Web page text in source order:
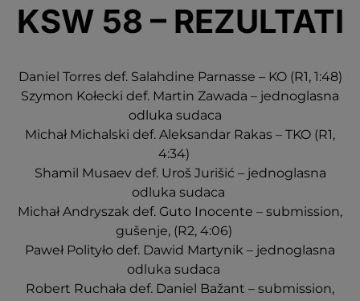
KSW 58 – REZULTATI
Daniel Torres def. Salahdine Parnasse – KO (R1, 1:48)
Szymon Kołecki def. Martin Zawada – jednoglasna
odluka sudaca
Michał Michalski def. Aleksandar Rakas – TKO (R1,
4:34)
Shamil Musaev def. Uroš Jurišić – jednoglasna
odluka sudaca
Michał Andryszak def. Guto Inocente – submission,
gušenje, (R2, 4:06)
Paweł Polityło def. Dawid Martynik – jednoglasna
odluka sudaca
Robert Ruchała def. Daniel Bažant – submission,